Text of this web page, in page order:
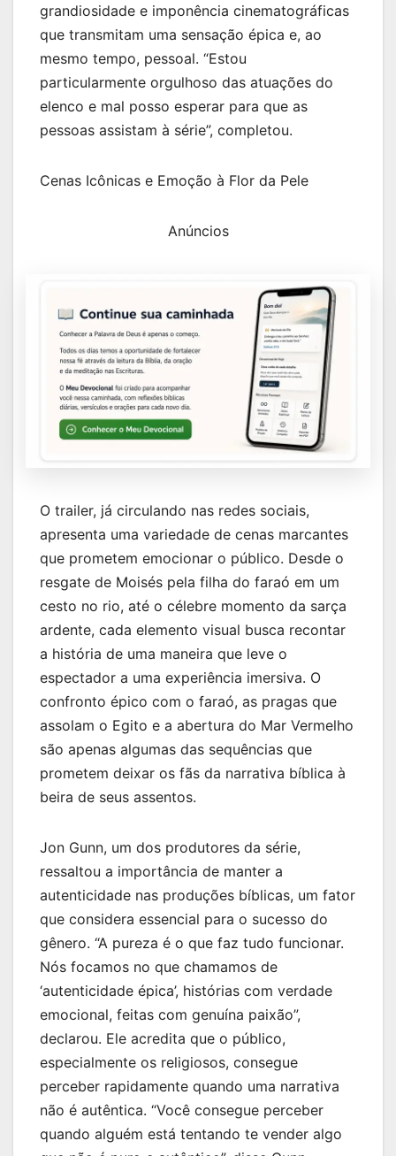
grandiosidade e imponência cinematográficas
que transmitam uma sensação épica e, ao
mesmo tempo, pessoal. “Estou
particularmente orgulhoso das atuações do
elenco e mal posso esperar para que as
pessoas assistam à série”, completou.
Cenas Icônicas e Emoção à Flor da Pele
Anúncios
O trailer, já circulando nas redes sociais,
apresenta uma variedade de cenas marcantes
que prometem emocionar o público. Desde o
resgate de Moisés pela filha do faraó em um
cesto no rio, até o célebre momento da sarça
ardente, cada elemento visual busca recontar
a história de uma maneira que leve o
espectador a uma experiência imersiva. O
confronto épico com o faraó, as pragas que
assolam o Egito e a abertura do Mar Vermelho
são apenas algumas das sequências que
prometem deixar os fãs da narrativa bíblica à
beira de seus assentos.
Jon Gunn, um dos produtores da série,
ressaltou a importância de manter a
autenticidade nas produções bíblicas, um fator
que considera essencial para o sucesso do
gênero. “A pureza é o que faz tudo funcionar.
Nós focamos no que chamamos de
‘autenticidade épica’, histórias com verdade
emocional, feitas com genuína paixão”,
declarou. Ele acredita que o público,
especialmente os religiosos, consegue
perceber rapidamente quando uma narrativa
não é autêntica. “Você consegue perceber
quando alguém está tentando te vender algo